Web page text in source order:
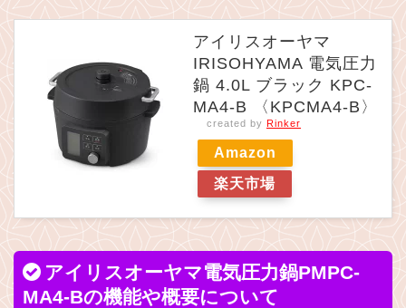
アイリスオーヤマ
IRISOHYAMA 電気圧力
鍋 4.0L ブラック KPC-
MA4-B 〈KPCMA4-B〉
created by Rinker
Amazon
楽天市場
アイリスオーヤマ電気圧力鍋PMPC-
MA4-Bの機能や概要について